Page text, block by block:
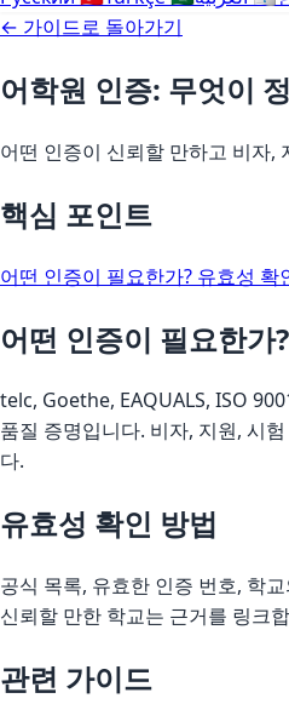
← 가이드로 돌아가기
어학원 인증: 무엇이
어떤 인증이 신뢰할 만하고 비자,
핵심 포인트
어떤 인증이 필요한가? 유효성 확
어떤 인증이 필요한가?
telc, Goethe, EAQUALS, ISO
품질 증명입니다. 비자, 지원, 시
다.
유효성 확인 방법
공식 목록, 유효한 인증 번호, 학
신뢰할 만한 학교는 근거를 링크
관련 가이드